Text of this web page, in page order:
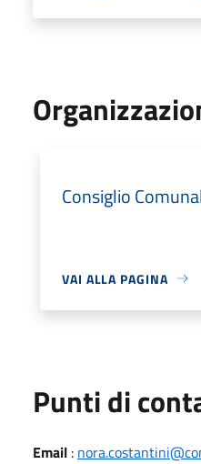
Consiglio
VAI ALLA PAGINA
Punti di
Email :